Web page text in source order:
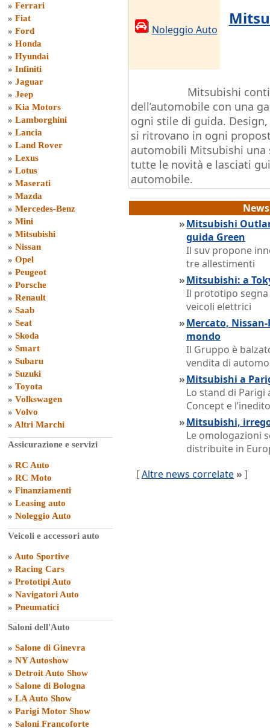
» Ferrari
» Fiat
» Ford
» Honda
» Hyundai
» Infiniti
» Jaguar
» Jeep
» Kia Motors
» Lamborghini
» Lancia
» Land Rover
» Lexus
» Lotus
» Maserati
» Mazda
» Mercedes-Benz
» Mini
» Mitsubishi
» Nissan
» Opel
» Peugeot
» Porsche
» Renault
» Saab
» Seat
» Skoda
» Smart
» Subaru
» Suzuki
» Toyota
» Volkswagen
» Volvo
» Altri Marchi
Assicurazione e servizi
» RC Auto
» RC Moto
» Finanziamenti
» Leasing auto
» Noleggio Auto
Veicoli e accessori auto
» Auto Sportive
» Racing Cars
» Prototipi Auto
» Navigatori Auto
» Pneumatici
Saloni dell'Auto
» Salone di Ginevra
» NY Autoshow
» Detroit Auto Show
» Salone di Bologna
» LA Auto Show
» Parigi Motor Show
» Saloni Francoforte
Noleggio Auto
Mitsubishi
dell’automobile con una
ogni stile di guida.
si ritrovano in ogni
automobili Mitsubishi una
tutte le novità e lasciati
automobile.
»Mitsubishi
guida Green
Il suv propone
tre allestimenti
»Mitsubishi: a
Il prototipo
veicoli elettrici
»Mercato,
mondo
Il Gruppo è
vendita di
»Mitsubishi a
Lo stand di Parigi
Concept e
»Mitsubishi,
Le omologazioni
distribuite in
[Altre news correlate » ]